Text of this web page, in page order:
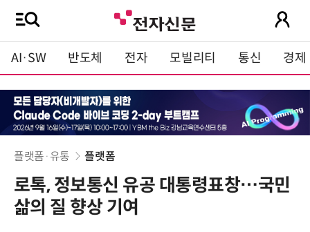
AI·SW 반도체 전자 모빌리티 통신 경제
플랫폼·유통 플랫폼
로톡, 정보통신 유공 대통령표창…국민
삶의 질 향상 기여